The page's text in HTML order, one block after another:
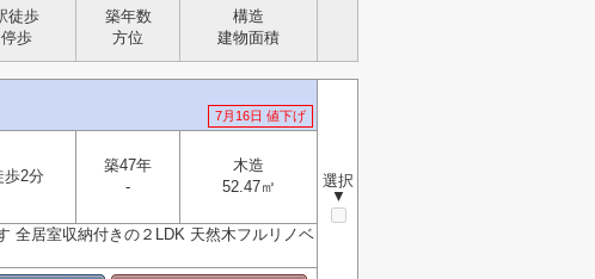
徒歩
停歩
築年数
方位
構造
建物面積
7月16日 値下げ
選択
▼
歩2分
築47年
-
木造
52.47㎡
全居室収納付きの２LDK 天然木フルリノベ